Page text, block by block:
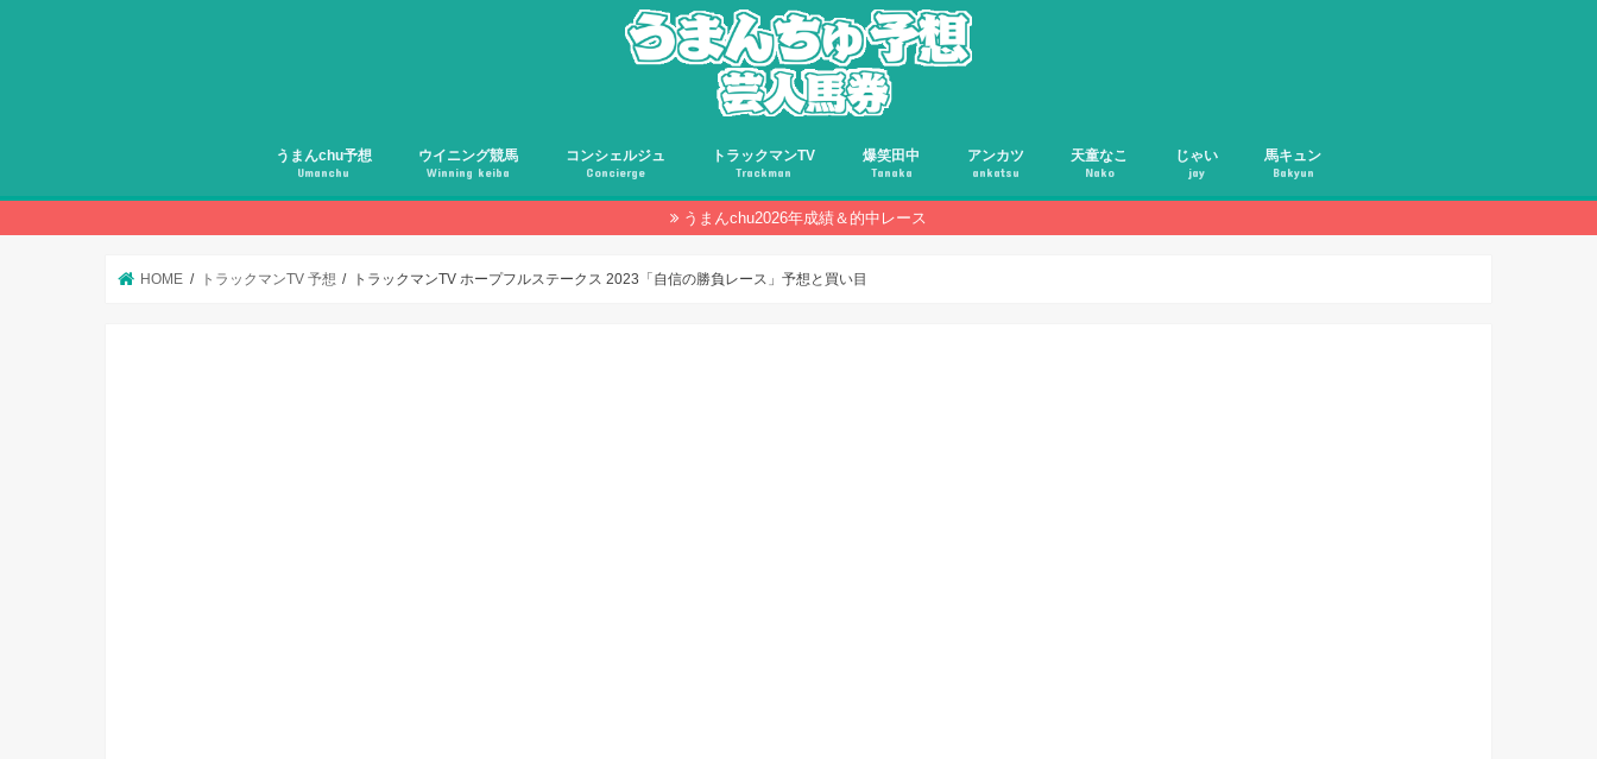
うまんchu予想
Umanchu
ウイニング競馬
Winning keiba
コンシェルジュ
Concierge
トラックマンTV
Trackman
爆笑田中
Tanaka
アンカツ
ankatsu
天童なこ
Nako
じゃい
jay
馬キュン
Bakyun
うまんchu2026年成績＆的中レース
HOME トラックマンTV 予想 トラックマンTV ホープフルステークス 2023「自信の勝負レース」予想と買い目